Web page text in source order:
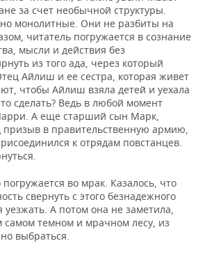
за счет необычной структуры.
монолитные. Они не разбиты на
читатель погружается в сознание
мысли и действия без
из того ада, через который
Айлиш и ее сестра, которая живет
чтобы Айлиш взяла детей и уехала
сделать? Ведь в любой момент
А еще старший сын Марк,
призыв в правительственную армию,
к отрядам повстанцев.
во мрак. Казалось, что
свернуть с этого безнадежного
А потом она не заметила,
самом темном и мрачном лесу, из
выбраться.